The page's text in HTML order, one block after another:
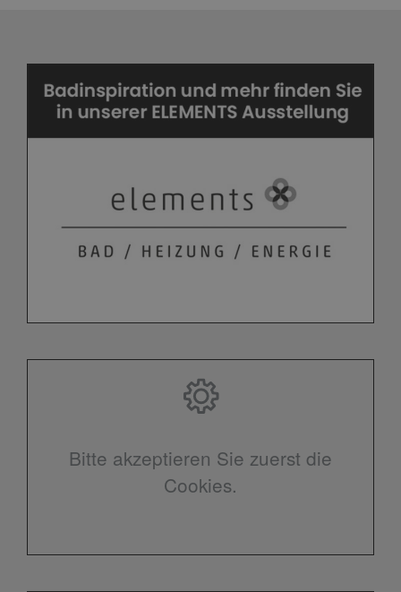
Bitte akzeptieren Sie zuerst die
Cookies.